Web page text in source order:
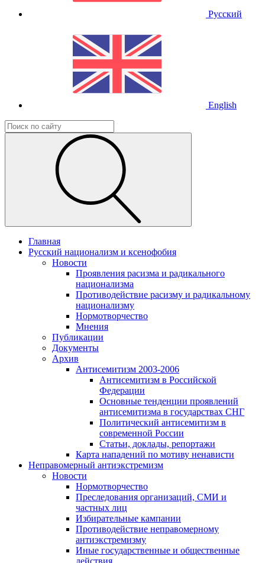
Русский
English
Главная
Русский национализм и ксенофобия
Новости
Проявления расизма и радикального
национализма
Противодействие расизму и радикальному
национализму
Нормотворчество
Мнения
Публикации
Документы
Архив
Антисемитизм 2003-2006
Антисемитизм в Российской
Федерации
Основные тенденции проявлений
антисемитизма в государствах СНГ
Политический антисемитизм в
современной России
Статьи, доклады, репортажи
Карта нападений по мотиву ненависти
Неправомерный антиэкстремизм
Новости
Нормотворчество
Преследования организаций, СМИ и
частных лиц
Избирательные кампании
Противодействие неправомерному
антиэкстремизму
Иные государственные и общественные
действия